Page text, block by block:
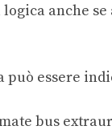
logica anche
essere
bus